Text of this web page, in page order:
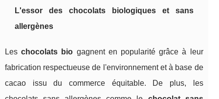
L'essor des chocolats biologiques et sans
allergènes
Leschocolats bio gagnent en popularité grâce à leur
fabrication respectueuse de l'environnement et à base de
cacao issu du commerce équitable. De plus, les